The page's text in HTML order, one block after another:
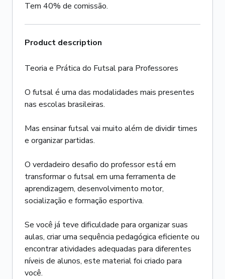
Tem 40% de comissão.
Product description
Teoria e Prática do Futsal para Professores
O futsal é uma das modalidades mais presentes
nas escolas brasileiras.
Mas ensinar futsal vai muito além de dividir times
e organizar partidas.
O verdadeiro desafio do professor está em
transformar o futsal em uma ferramenta de
aprendizagem, desenvolvimento motor,
socialização e formação esportiva.
Se você já teve dificuldade para organizar suas
aulas, criar uma sequência pedagógica eficiente ou
encontrar atividades adequadas para diferentes
níveis de alunos, este material foi criado para
você.